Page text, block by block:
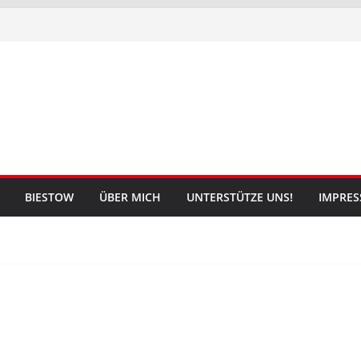
BIESTOW ÜBER MICH UNTERSTÜTZE UNS!